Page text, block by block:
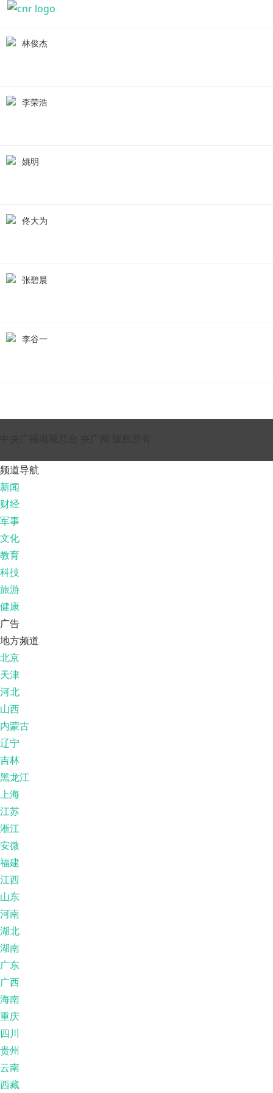
林俊杰
李荣浩
姚明
佟大为
张碧晨
李谷一
频道导航
新闻
财经
军事
文化
教育
科技
旅游
健康
广告
地方频道
北京
天津
河北
山西
内蒙古
辽宁
吉林
黑龙江
上海
江苏
淅江
安微
福建
江西
山东
河南
湖北
湖南
广东
广西
海南
重庆
四川
贵州
云南
西藏